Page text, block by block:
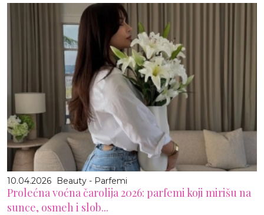
10.04.2026 Beauty - Parfemi
Prolećna voćna čarolija 2026: parfemi koji mirišu na
sunce, osmeh i slob...